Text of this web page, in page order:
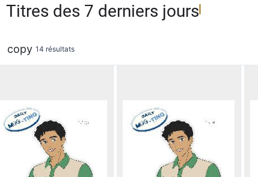
Titres des 7 derniers jours
copy 14 résultats